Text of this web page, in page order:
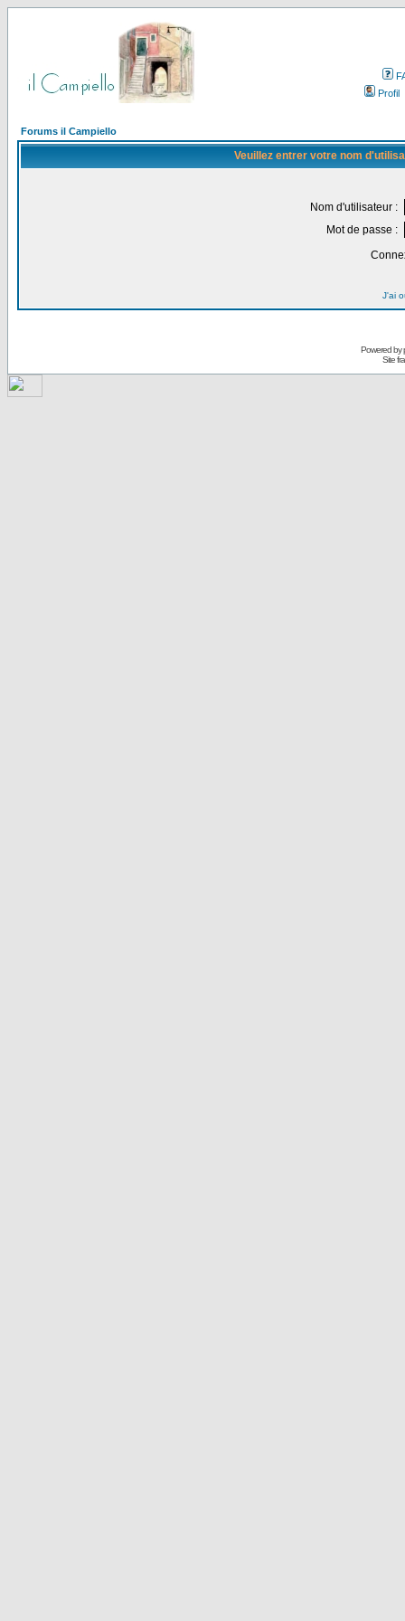
Profil
Forums il Campiello
Veuillez entrer votre nom
Nom d'utilisateur :
Mot de passe :
J'ai
Powered by
Site